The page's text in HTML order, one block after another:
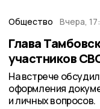
Общество Вчера,
Глава
участников
На встрече
оформления
и личных вопросов.